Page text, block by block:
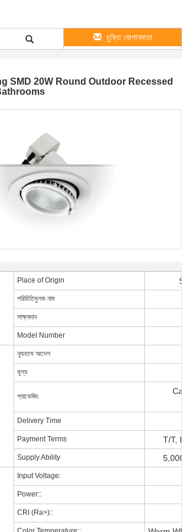
চুক্তি যোগানদাতা
SMD 20W Round Outdoor Recessed
Place of Origin
পরিচিতিমুলক নাম
সাক্ষ্যদান
Model Number
ন্যূনতম আদেশ
মূল্য
প্যাকেজিং
Delivery Time
Payment Terms T/T,
Supply Ability
Input Voltage:
Power::
CRI (Ra>)::